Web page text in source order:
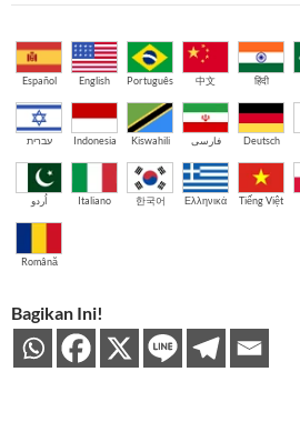
Español English Português 中文 हिंदी
עברית Indonesia Kiswahili فارسی Deutsch
اُردو Italiano 한국어 Ελληνικά Tiếng Việt
Română
Bagikan Ini!